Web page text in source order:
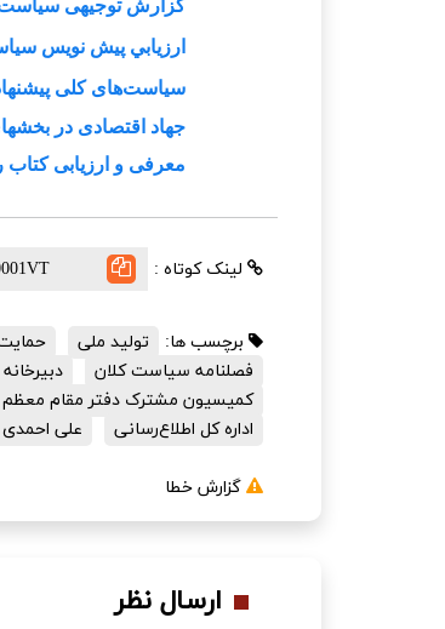
گزارش توجيهی
ارزيابي پیش نویس
سیاست‌های کلی
جهاد اقتصادی در
معرفی و ارزیابی کتاب
لینک کوتاه :
برچسب ها: تولید ملی حمایت
فصلنامه سیاست کلان
کمیسیون مشترک دفتر مقام
اداره کل اطلاع‌رسانی
علی احمدی
گزارش خطا
ارسال نظر